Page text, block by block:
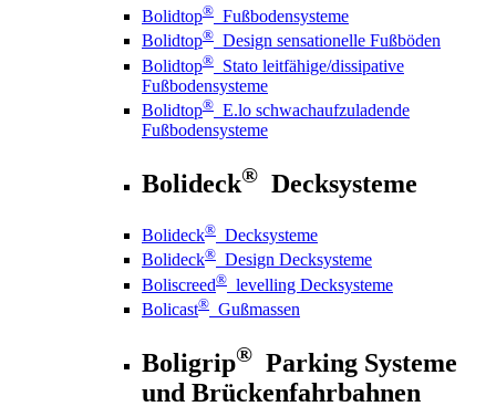
Bolidtop® Fußbodensysteme
Bolidtop® Design sensationelle Fußböden
Bolidtop® Stato leitfähige/dissipative
Fußbodensysteme
Bolidtop® E.lo schwachaufzuladende
Fußbodensysteme
Bolideck® Decksysteme
Bolideck® Decksysteme
Bolideck® Design Decksysteme
Boliscreed® levelling Decksysteme
Bolicast® Gußmassen
Boligrip® Parking Systeme
und Brückenfahrbahnen